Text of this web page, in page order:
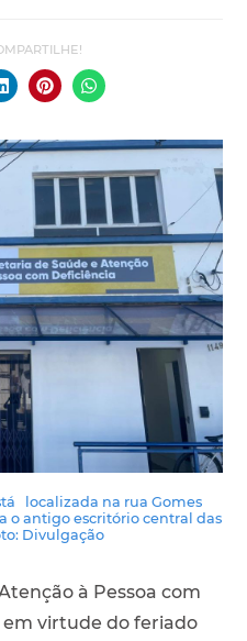
localizada na rua Gomes
o antigo escritório central das
Divulgação
à Pessoa com
virtude do feriado